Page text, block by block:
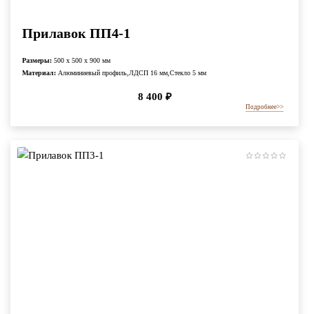
Прилавок ПП4-1
Размеры: 500 x 500 x 900 мм
Материал: Алюминиевый профиль,ЛДСП 16 мм,Стекло 5 мм
8 400 ₽
Подробнее>>